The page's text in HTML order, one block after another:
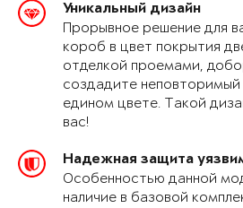
Уникальный дизайн
Прорывное решение для
короб в цвет покрытия
отделкой проемами,
создадите
едином цвете. Такой
вас!
Надежная защита
Особенностью данной
наличие в базовой